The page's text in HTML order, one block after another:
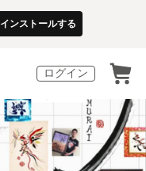
インストールする
ログイン